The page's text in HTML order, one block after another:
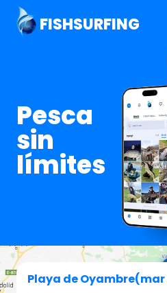
FISHSURFING
Pesca
sin
límites
Playa de